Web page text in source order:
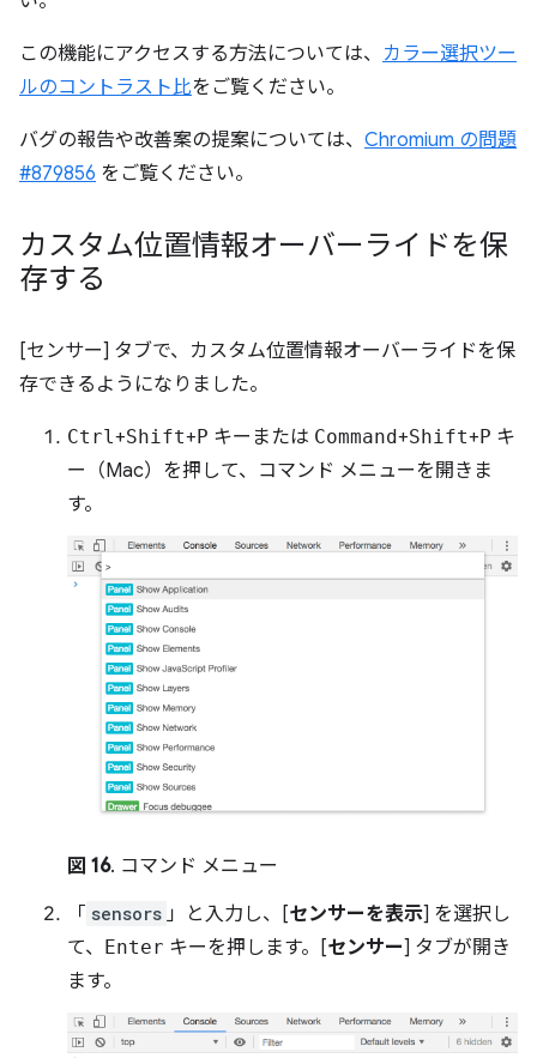
この機能にアクセスする方法については、 カラー選択ツー
ルのコントラスト比をご覧ください。
バグの報告や改善案の提案については、 Chromium の問題
#879856 をご覧ください。
カスタム位置情報オーバーライドを保
存する
[センサー] タブで、カスタム位置情報オーバーライドを保
存できるようになりました。
Ctrl +Shift+P キーまたは Command+Shift+P キ
ー（Mac）を押して、コマンド メニューを開きま
す。
図 16. コマンド メニュー
「 sensors 」と入力し、[センサーを表示] を選択し
て、 Enter キーを押します。[センサー] タブが開き
ます。